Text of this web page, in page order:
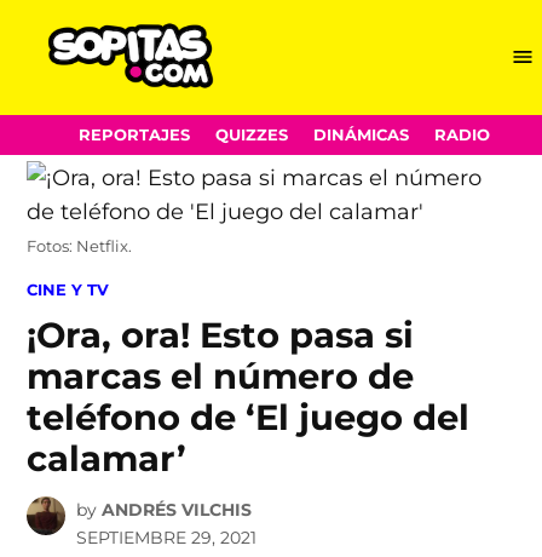
Skip
to
content
REPORTAJES QUIZZES DINÁMICAS RADIO
Fotos: Netflix.
POSTED
CINE Y TV
¡Ora, ora! Esto pasa si
marcas el número de
teléfono de ‘El juego del
calamar’
by ANDRÉS VILCHIS
SEPTIEMBRE 29, 2021